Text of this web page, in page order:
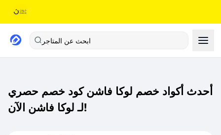
ابحث عن المتاجر
أحدث أكواد خصم لوكا فاشن كود خصم حصري
لـ لوكا فاشن الآن!